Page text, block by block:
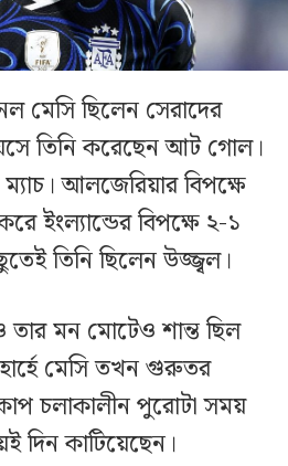
মেসি ছিলেন সেরাদের
তিনি করেছেন আট গোল।
ম্যাচ। আলজেরিয়ার বিপক্ষে
ইংল্যান্ডের বিপক্ষে ২-১
তিনি ছিলেন উজ্জ্বল।
মন মোটেও শান্ত ছিল
মেসি তখন গুরুতর
চলাকালীন পুরোটা সময়
দিন কাটিয়েছেন।